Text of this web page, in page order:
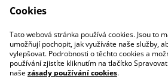
Cookies
Tato webová stránka používá cookies. Jsou to
umožňují pochopit, jak využíváte naše služby,
vylepšovat. Podrobnosti o těchto cookies a
používání zjistíte kliknutím na tlačítko
našezásady používání cookies.